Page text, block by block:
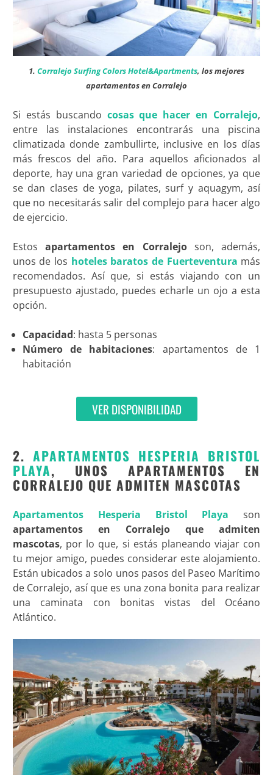
1. Corralejo Surfing Colors Hotel&Apartments, los mejores
apartamentos en Corralejo
Si estás buscando cosas que hacer en Corralejo,
entre las instalaciones encontrarás una piscina
climatizada donde zambullirte, inclusive en los días
más frescos del año. Para aquellos aficionados al
deporte, hay una gran variedad de opciones, ya que
se dan clases de yoga, pilates, surf y aquagym, así
que no necesitarás salir del complejo para hacer algo
de ejercicio.
Estosapartamentos en Corralejoson, además,
unos de los hoteles baratos de Fuerteventura más
recomendados. Así que, si estás viajando con un
presupuesto ajustado, puedes echarle un ojo a esta
opción.
Capacidad: hasta 5 personas
Número de habitaciones: apartamentos de 1
habitación
VER DISPONIBILIDAD
2. APARTAMENTOS HESPERIA BRISTOL
PLAYA, UNOS APARTAMENTOS EN
CORRALEJO QUE ADMITEN MASCOTAS
Apartamentos Hesperia Bristol Playa son
apartamentos en Corralejo que admiten
mascotas, por lo que, si estás planeando viajar con
tu mejor amigo, puedes considerar este alojamiento.
Están ubicados a solo unos pasos del Paseo Marítimo
de Corralejo, así que es una zona bonita para realizar
una caminata con bonitas vistas del Océano
Atlántico.